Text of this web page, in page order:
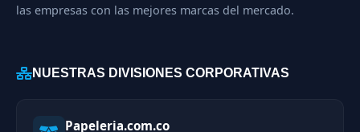
las empresas con las mejores marcas del mercado.
NUESTRAS DIVISIONES CORPORATIVAS
Papeleria.com.co